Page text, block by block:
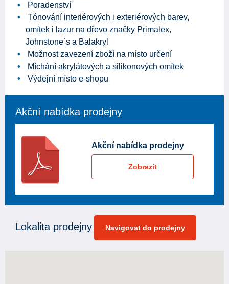
Poradenství
Tónování interiérových i exteriérových barev,
omítek i lazur na dřevo značky Primalex,
Johnstone`s a Balakryl
Možnost zavezení zboží na místo určení
Míchání akrylátových a silikonových omítek
Výdejní místo e-shopu
Akční nabídka prodejny
Akční nabídka prodejny
Zobrazit
Lokalita prodejny Navigovat do prodejny